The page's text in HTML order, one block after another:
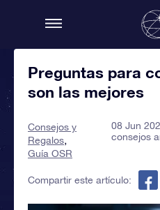
Preguntas para
son las mejores
Consejos y
Regalos
Guía OSR
08 Jun
consejos
Compartir este artículo: